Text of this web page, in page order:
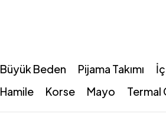
Büyük Beden Pijama Takımı
Hamile
Korse Mayo Termal